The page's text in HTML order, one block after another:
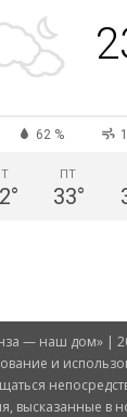
62 %
°
ПТ
33°
— наш дом» |
и
высказанные в